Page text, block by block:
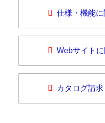
仕様・機能
Webサイト
カタログ請求